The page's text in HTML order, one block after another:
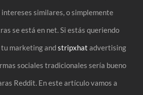
similares, o simplemente
se está en net. Si estás queriendo
marketing andstripxhat advertising
sociales tradicionales sería bueno
Reddit. En este artículo vamos a